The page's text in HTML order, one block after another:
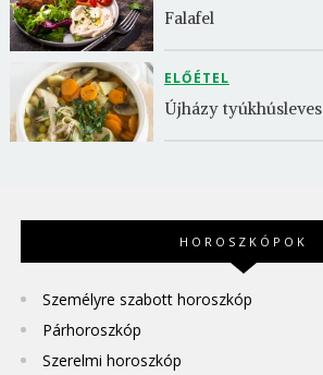
Falafel
ELŐÉTEL
Újházy tyúkhúsleves
HOROSZKÓPOK
Személyre szabott horoszkóp
Párhoroszkóp
Szerelmi horoszkóp